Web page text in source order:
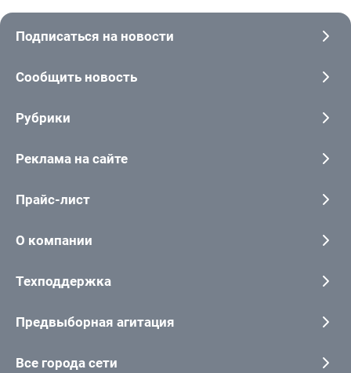
Подписаться на новости
Сообщить новость
Рубрики
Реклама на сайте
Прайс-лист
О компании
Техподдержка
Предвыборная агитация
Все города сети